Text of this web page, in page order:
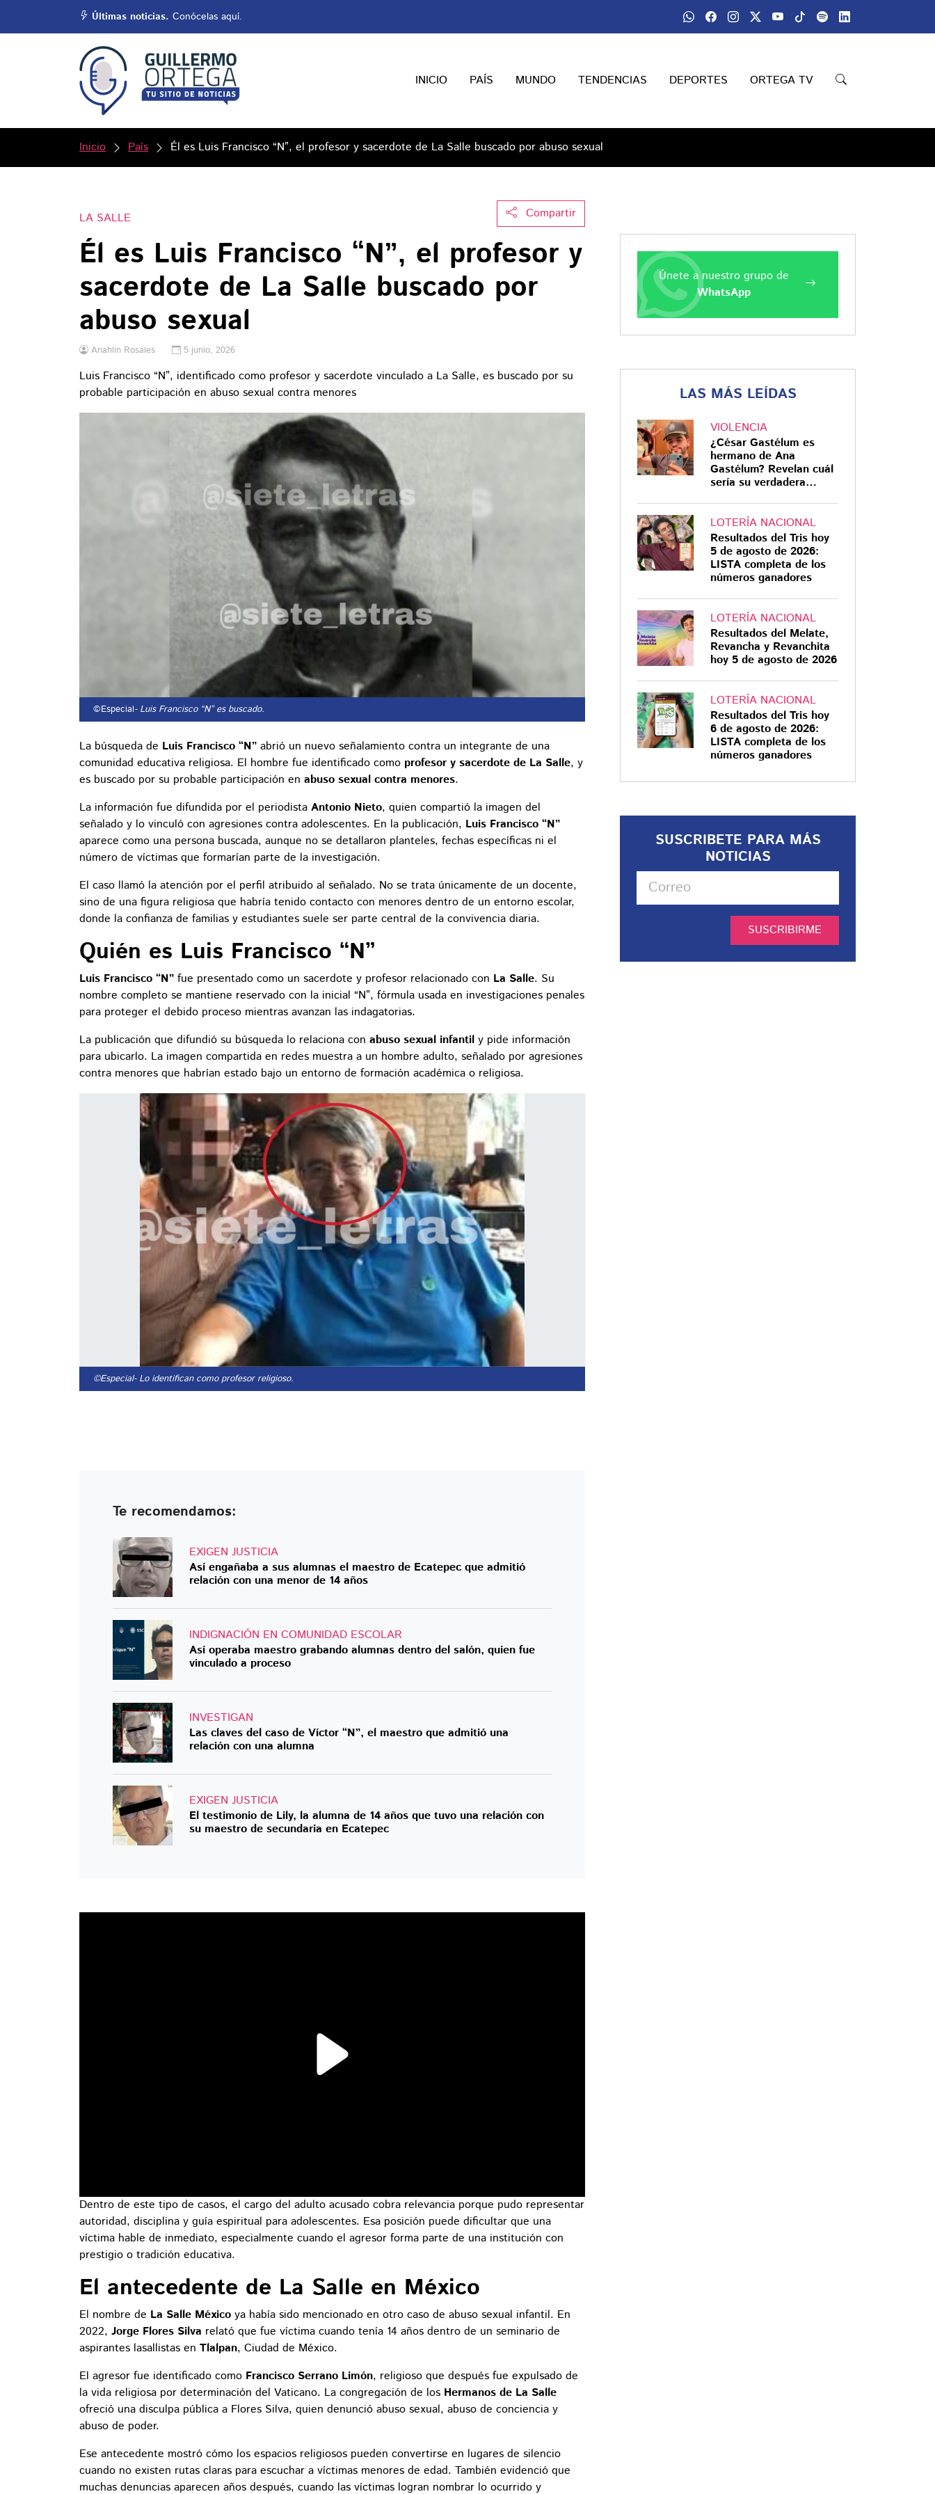
Últimas noticias. Conócelas aquí.
INICIO PAÍS MUNDO TENDENCIAS DEPORTES ORTEGA TV
Inicio País Él es Luis Francisco “N”, el profesor y sacerdote de La Salle buscado por abuso sexual
Compartir
LA SALLE
Él es Luis Francisco “N”, el profesor y
sacerdote de La Salle buscado por
abuso sexual
Anahlin Rosales 5 junio, 2026
Luis Francisco “N”, identificado como profesor y sacerdote vinculado a La Salle, es buscado por su
probable participación en abuso sexual contra menores
©Especial- Luis Francisco “N” es buscado.
La búsqueda de Luis Francisco “N” abrió un nuevo señalamiento contra un integrante de una
comunidad educativa religiosa. El hombre fue identificado como profesor y sacerdote de La Salle, y
es buscado por su probable participación en abuso sexual contra menores.
La información fue difundida por el periodista Antonio Nieto, quien compartió la imagen del
señalado y lo vinculó con agresiones contra adolescentes. En la publicación, Luis Francisco “N”
aparece como una persona buscada, aunque no se detallaron planteles, fechas específicas ni el
número de víctimas que formarían parte de la investigación.
El caso llamó la atención por el perfil atribuido al señalado. No se trata únicamente de un docente,
sino de una figura religiosa que habría tenido contacto con menores dentro de un entorno escolar,
donde la confianza de familias y estudiantes suele ser parte central de la convivencia diaria.
Quién es Luis Francisco “N”
Luis Francisco “N” fue presentado como un sacerdote y profesor relacionado con La Salle. Su
nombre completo se mantiene reservado con la inicial “N”, fórmula usada en investigaciones penales
para proteger el debido proceso mientras avanzan las indagatorias.
La publicación que difundió su búsqueda lo relaciona con abuso sexual infantil y pide información
para ubicarlo. La imagen compartida en redes muestra a un hombre adulto, señalado por agresiones
contra menores que habrían estado bajo un entorno de formación académica o religiosa.
©Especial- Lo identifican como profesor religioso.
Te recomendamos:
EXIGEN JUSTICIA
Así engañaba a sus alumnas el maestro de Ecatepec que admitió
relación con una menor de 14 años
INDIGNACIÓN EN COMUNIDAD ESCOLAR
Así operaba maestro grabando alumnas dentro del salón, quien fue
vinculado a proceso
INVESTIGAN
Las claves del caso de Víctor “N”, el maestro que admitió una
relación con una alumna
EXIGEN JUSTICIA
El testimonio de Lily, la alumna de 14 años que tuvo una relación con
su maestro de secundaria en Ecatepec
Dentro de este tipo de casos, el cargo del adulto acusado cobra relevancia porque pudo representar
autoridad, disciplina y guía espiritual para adolescentes. Esa posición puede dificultar que una
víctima hable de inmediato, especialmente cuando el agresor forma parte de una institución con
prestigio o tradición educativa.
El antecedente de La Salle en México
El nombre de La Salle México ya había sido mencionado en otro caso de abuso sexual infantil. En
2022, Jorge Flores Silva relató que fue víctima cuando tenía 14 años dentro de un seminario de
aspirantes lasallistas en Tlalpan, Ciudad de México.
El agresor fue identificado como Francisco Serrano Limón, religioso que después fue expulsado de
la vida religiosa por determinación del Vaticano. La congregación de los Hermanos de La Salle
ofreció una disculpa pública a Flores Silva, quien denunció abuso sexual, abuso de conciencia y
abuso de poder.
Ese antecedente mostró cómo los espacios religiosos pueden convertirse en lugares de silencio
cuando no existen rutas claras para escuchar a víctimas menores de edad. También evidenció que
muchas denuncias aparecen años después, cuando las víctimas logran nombrar lo ocurrido y
Únete a nuestro grupo de
WhatsApp
LAS MÁS LEÍDAS
VIOLENCIA
¿César Gastélum es
hermano de Ana
Gastélum? Revelan cuál
sería su verdadera
LOTERÍA NACIONAL
Resultados del Tris hoy
5 de agosto de 2026:
LISTA completa de los
números ganadores
LOTERÍA NACIONAL
Resultados del Melate,
Revancha y Revanchita
hoy 5 de agosto de 2026
LOTERÍA NACIONAL
Resultados del Tris hoy
6 de agosto de 2026:
LISTA completa de los
números ganadores
SUSCRIBETE PARA MÁS
NOTICIAS
SUSCRIBIRME